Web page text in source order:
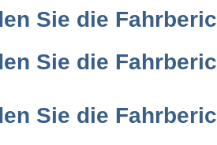
Sie die
Sie die
Sie die